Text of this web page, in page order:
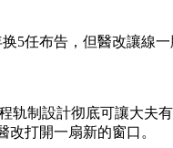
5任布告，但醫改讓線
轨制設計彻底可讓大
打開一扇新的窗口。